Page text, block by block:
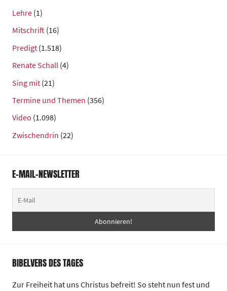
Lehre (1)
Mitschrift (16)
Predigt (1.518)
Renate Schall (4)
Sing mit (21)
Termine und Themen (356)
Video (1.098)
Zwischendrin (22)
E-MAIL-NEWSLETTER
BIBELVERS DES TAGES
Zur Freiheit hat uns Christus befreit! So steht nun fest und